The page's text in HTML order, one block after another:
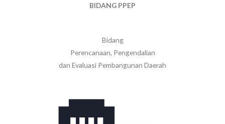
BIDANG PPEP
Bidang
Perencanaan, Pengendalian
dan Evaluasi Pembangunan Daerah